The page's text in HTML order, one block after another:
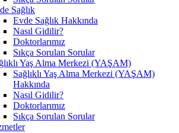
Sağlık
Evde Sağlık Hakkında
Nasıl Gidilir?
Doktorlarımız
Sıkça Sorulan Sorular
Yaş Alma Merkezi (YAŞAM)
Sağlıklı Yaş Alma Merkezi (YAŞAM)
Hakkında
Nasıl Gidilir?
Doktorlarımız
Sıkça Sorulan Sorular